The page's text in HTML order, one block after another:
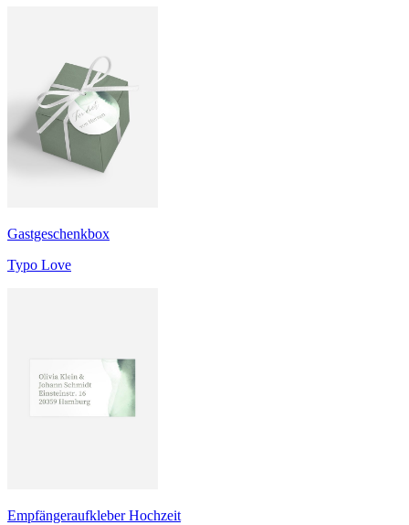
Gastgeschenkbox
Typo Love
Empfängeraufkleber Hochzeit